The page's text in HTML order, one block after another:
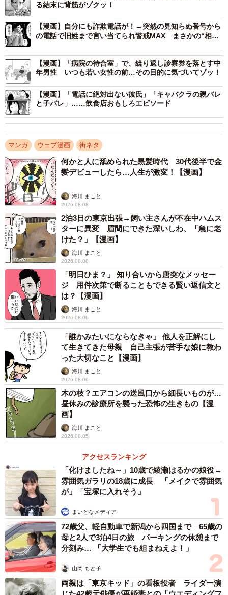
困っていると隣のサラリーマンが無言で挙手（まがみさん提供）
そんな状況が3回も続く中、隣で食事を終えた大柄な男性が
突然手を挙げました。それを見た店員が近づくと、その男
性は無言のまま主人公を指差します。すると店員は「あ、
こちらのお客さん？ ご注文お決まりですか？」と聞いてく
れて、ようやく注文することができたのです。
る結末に背筋がゾクッ！
【漫画】自分にも詐欺電話が！→突然の見知らぬ番号から
の電話で旧姓まで言い当てられ警戒MAX まさかの“相手
【漫画】「病院の待合室」で、繰り返し診察券を落とす中
年男性 いつも若い女性の前…その目的に気づいてゾッ！
【漫画】「電話に絶対出ない彼氏」「キャバクラの親バレ
と子バレ」……飲食店おもしろエピソード
マンガ ウェブ漫画 街ネタ
何かと人に舐められた黒髪時代 30代後半で金
髪デビューしたら…人生が激変！【漫画】
海川 まこと
2026.08.08
2泊3日の東京出張→飼い主さんが不在中ハムス
ターに異変 眉間にできた深いしわ、「急に老
けた？」【漫画】
海川 まこと
2026.08.08
「明日ひま？」 知り合いから唐突なメッセー
ジ 用件次第で断ることもできる賢い返信文と
は？【漫画】
海川 まこと
2026.08.06
「誰かみたいにならなきゃ」 他人を正解にし
て生きてきた母親 自己主張が苦手な娘に教わ
った大切なこと【漫画】
海川 まこと
2026.08.06
木の枝？エアコンの送風口から細長いものが…
昼休みの診療所を襲った恐怖の生きもの【漫
画】
海川 まこと
2026.08.05
アクセスランキング
「化けましたね～」10歳で綾瀬はるかの娘役→
雰囲気ガラリの18歳に成長 「メイクで雰囲気
が」「宝塚に入れそう」
まいどなメディア
72歳父、軽自動車で新潟から四国まで 65歳の
母と2人で3泊4日の旅 パーキングの休憩まで
分刻み… 「大学生でも組まねえよ！」
山岡 もと子
両親は「東京キッド」の看板役者 ライダー演